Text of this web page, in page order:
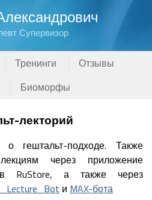
Супервизор
Тренинги
Отзывы
Биоморфы
лекторий
гештальт-подходе. Также
через приложение
RuStore, а также через
и MAX-бота